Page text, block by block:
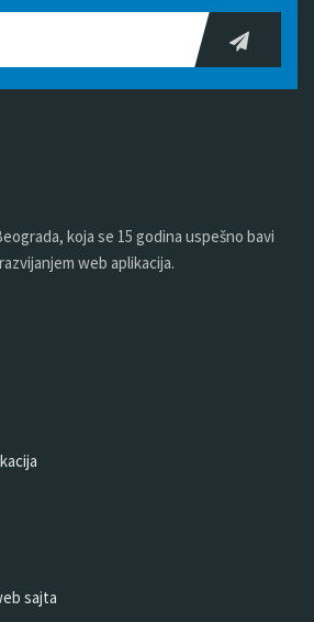
koja se 15 godina uspešno bavi
web aplikacija.
sajta